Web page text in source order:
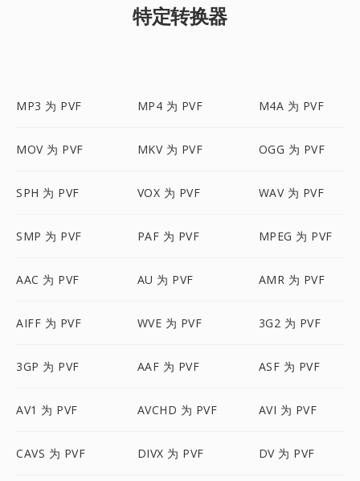
特定转换器
MP3 为 PVF MP4 为 PVF M4A 为 PVF
MOV 为 PVF MKV 为 PVF OGG 为 PVF
SPH 为 PVF VOX 为 PVF WAV 为 PVF
SMP 为 PVF PAF 为 PVF MPEG 为 PVF
AAC 为 PVF AU 为 PVF AMR 为 PVF
AIFF 为 PVF WVE 为 PVF 3G2 为 PVF
3GP 为 PVF AAF 为 PVF ASF 为 PVF
AV1 为 PVF AVCHD 为 PVF AVI 为 PVF
CAVS 为 PVF DIVX 为 PVF DV 为 PVF